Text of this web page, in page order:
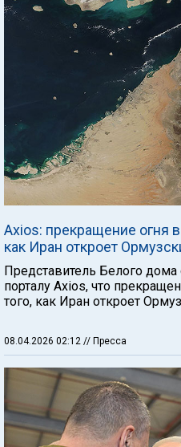
Axios: прекращение огня
как Иран откроет
Представитель Белого
порталу Axios, что
того, как Иран откроет
08.04.2026 02:12 // Пресса